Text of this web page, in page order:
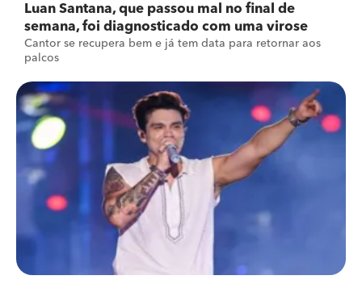
Luan Santana, que passou mal no final de
semana, foi diagnosticado com uma virose
Cantor se recupera bem e já tem data para retornar aos
palcos